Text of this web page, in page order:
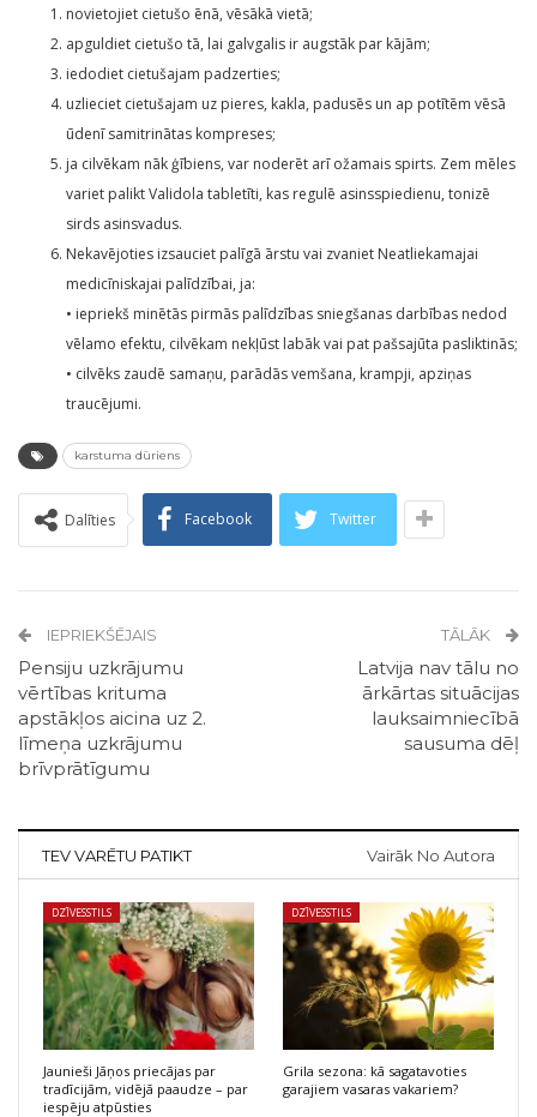
novietojiet cietušo ēnā, vēsākā vietā;
apguldiet cietušo tā, lai galvgalis ir augstāk par kājām;
iedodiet cietušajam padzerties;
uzlieciet cietušajam uz pieres, kakla, padusēs un ap potītēm vēsā
ūdenī samitrinātas kompreses;
ja cilvēkam nāk ģībiens, var noderēt arī ožamais spirts. Zem mēles
variet palikt Validola tabletīti, kas regulē asinsspiedienu, tonizē
sirds asinsvadus.
Nekavējoties izsauciet palīgā ārstu vai zvaniet Neatliekamajai
medicīniskajai palīdzībai, ja:
• iepriekš minētās pirmās palīdzības sniegšanas darbības nedod
vēlamo efektu, cilvēkam nekļūst labāk vai pat pašsajūta pasliktinās;
• cilvēks zaudē samaņu, parādās vemšana, krampji, apziņas
traucējumi.
karstuma dūriens
Dalīties Facebook Twitter
IEPRIEKŠĒJAIS
Pensiju uzkrājumu
vērtības krituma
apstākļos aicina uz 2.
līmeņa uzkrājumu
brīvprātīgumu
TĀLĀK
Latvija nav tālu no
ārkārtas situācijas
lauksaimniecībā
sausuma dēļ
TEV VARĒTU PATIKT Vairāk No Autora
DZĪVESSTILS
Jaunieši Jāņos priecājas par
tradīcijām, vidējā paaudze – par
iespēju atpūsties
DZĪVESSTILS
Grila sezona: kā sagatavoties
garajiem vasaras vakariem?